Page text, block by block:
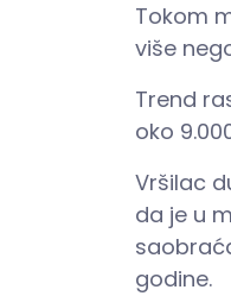
Tokom
više
Trend
oko
Vršilac
da je u
godine.